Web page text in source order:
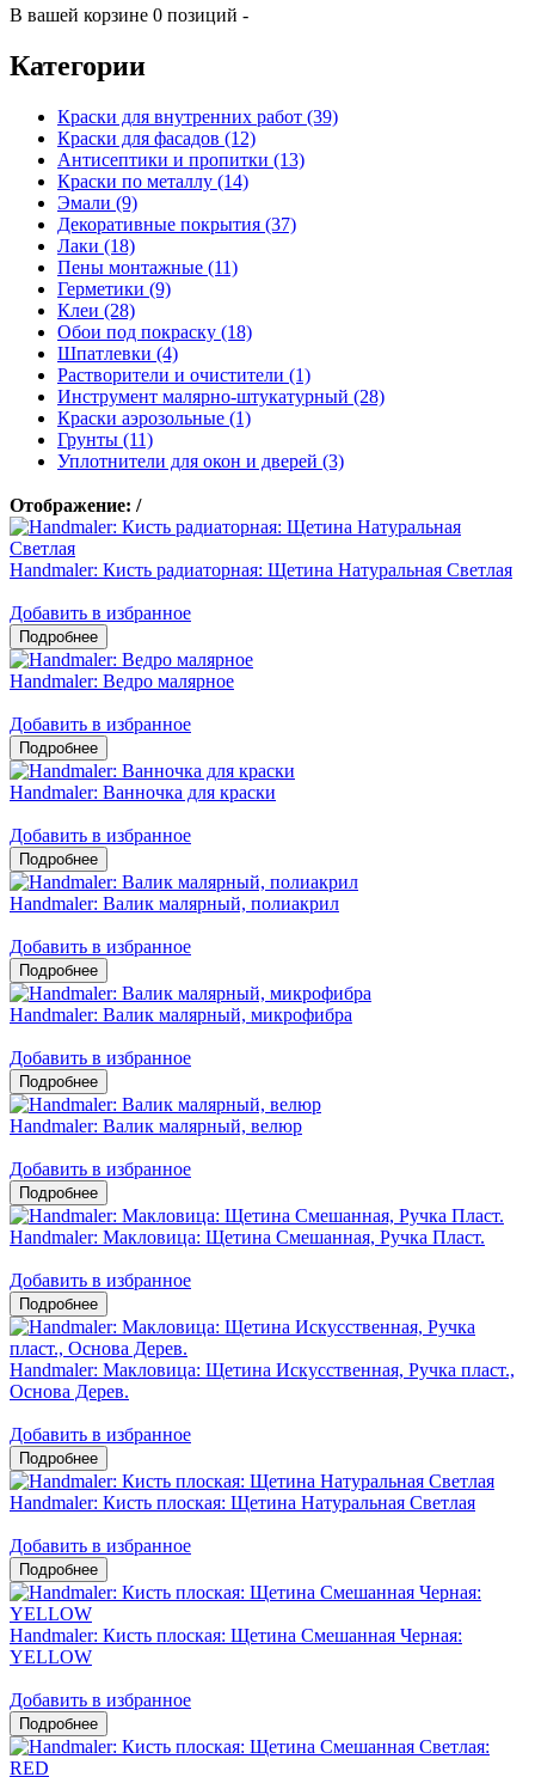
В вашей корзине 0 позиций -
Категории
Краски для внутренних работ (39)
Краски для фасадов (12)
Антисептики и пропитки (13)
Краски по металлу (14)
Эмали (9)
Декоративные покрытия (37)
Лаки (18)
Пены монтажные (11)
Герметики (9)
Клеи (28)
Обои под покраску (18)
Шпатлевки (4)
Растворители и очистители (1)
Инструмент малярно-штукатурный (28)
Краски аэрозольные (1)
Грунты (11)
Уплотнители для окон и дверей (3)
Отображение: /
Handmaler: Кисть радиаторная: Щетина Натуральная Светлая
Добавить в избранное
Handmaler: Ведро малярное
Добавить в избранное
Handmaler: Ванночка для краски
Добавить в избранное
Handmaler: Валик малярный, полиакрил
Добавить в избранное
Handmaler: Валик малярный, микрофибра
Добавить в избранное
Handmaler: Валик малярный, велюр
Добавить в избранное
Handmaler: Макловица: Щетина Смешанная, Ручка Пласт.
Добавить в избранное
Handmaler: Макловица: Щетина Искусственная, Ручка пласт.,
Основа Дерев.
Добавить в избранное
Handmaler: Кисть плоская: Щетина Натуральная Светлая
Добавить в избранное
Handmaler: Кисть плоская: Щетина Смешанная Черная:
YELLOW
Добавить в избранное